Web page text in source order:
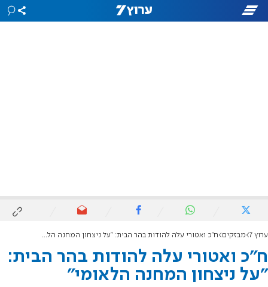
ערוץ 7 מבזקים ח"כ ואטורי עלה להודות בהר הבית: "על ניצחון המחנה הלאומי"
ח"כ ואטורי עלה להודות בהר הבית:
"על ניצחון המחנה הלאומי"